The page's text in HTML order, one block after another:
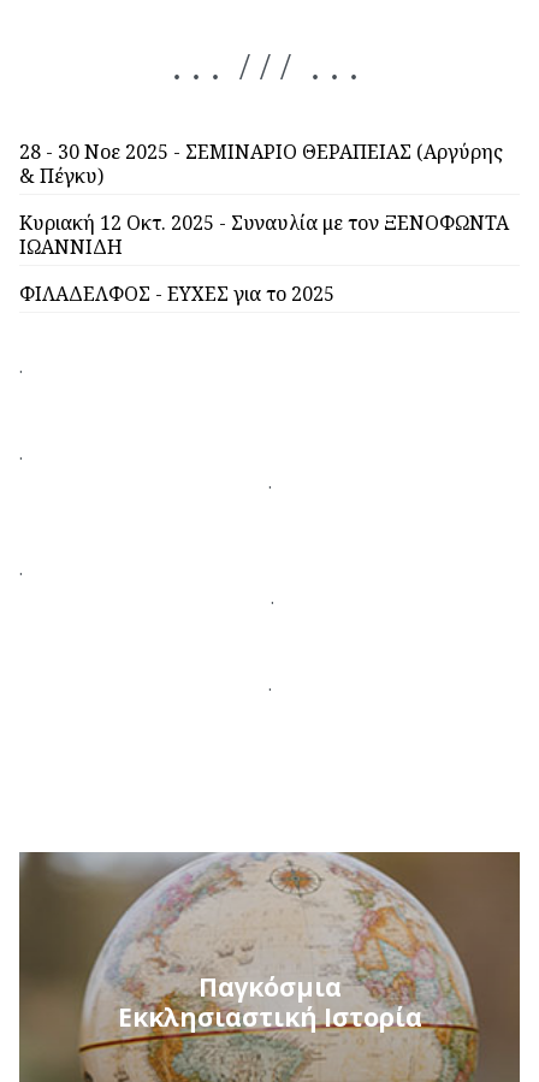
. . . / / / . . .
28 - 30 Νοε 2025 - ΣΕΜΙΝΑΡΙΟ ΘΕΡΑΠΕΙΑΣ (Αργύρης
& Πέγκυ)
Κυριακή 12 Οκτ. 2025 - Συναυλία με τον ΞΕΝΟΦΩΝΤΑ
ΙΩΑΝΝΙΔΗ
ΦΙΛΑΔΕΛΦΟΣ - ΕΥΧΕΣ για το 2025
.
.
.
.
.
.
Παγκόσμια
Εκκλησιαστική Ιστορία